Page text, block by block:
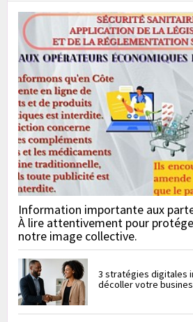
Information importante aux
À lire attentivement pour
notre image collective.
3 stratégies digitales
décoller votre